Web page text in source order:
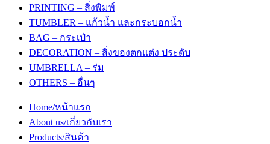
PRINTING – สิ่งพิมพ์
TUMBLER – แก้วน้ำ และกระบอกน้ำ
BAG – กระเป๋า
DECORATION – สิ่งของตกแต่ง ประดับ
UMBRELLA – ร่ม
OTHERS – อื่นๆ
Home/หน้าแรก
About us/เกี่ยวกับเรา
Products/สินค้า